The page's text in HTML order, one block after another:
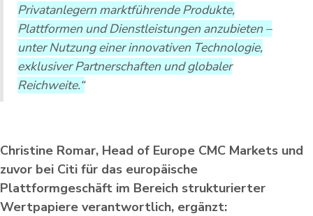
Privatanlegern marktführende Produkte,
Plattformen und Dienstleistungen anzubieten –
unter Nutzung einer innovativen Technologie,
exklusiver Partnerschaften und globaler
Reichweite.“
Christine Romar, Head of Europe CMC Markets und
zuvor bei Citi für das europäische
Plattformgeschäft im Bereich strukturierter
Wertpapiere verantwortlich, ergänzt: